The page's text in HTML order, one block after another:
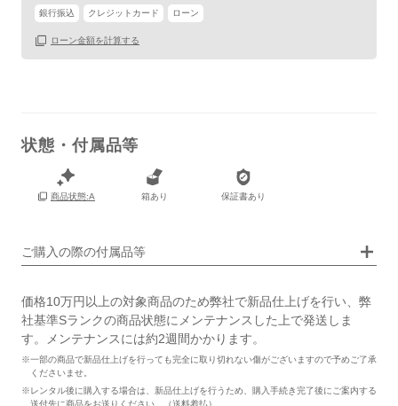
銀行振込 クレジットカード ローン
ローン金額を計算する
状態・付属品等
商品状態:A 箱あり 保証書あり
ご購入の際の付属品等
価格10万円以上の対象商品のため弊社で新品仕上げを行い、弊
社基準Sランクの商品状態にメンテナンスした上で発送しま
す。メンテナンスには約2週間かかります。
※一部の商品で新品仕上げを行っても完全に取り切れない傷がございますので予めご了承
くださいませ。
※レンタル後に購入する場合は、新品仕上げを行うため、購入手続き完了後にご案内する